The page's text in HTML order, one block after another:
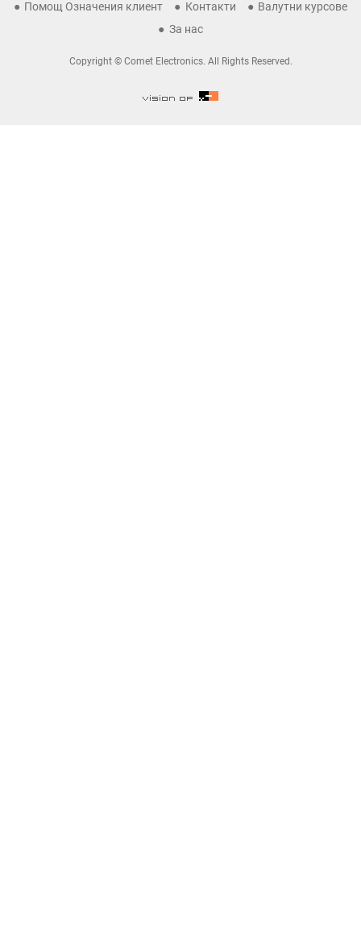
Помощ Означения клиент Контакти
Валутни курсове
За нас
Copyright © Comet Electronics. All Rights Reserved.